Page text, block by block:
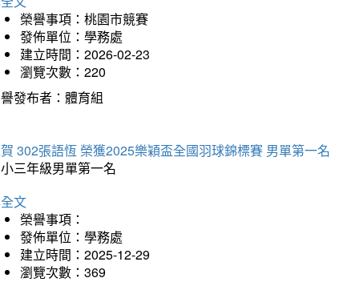
榮譽事項：桃園市競賽
發佈單位：學務處
建立時間：2026-02-23
瀏覽次數：220
發布者：體育組
302張語恆 榮獲2025樂穎盃全國羽球錦標賽 男單第一名
三年級男單第一名
文
榮譽事項：
發佈單位：學務處
建立時間：2025-12-29
瀏覽次數：369